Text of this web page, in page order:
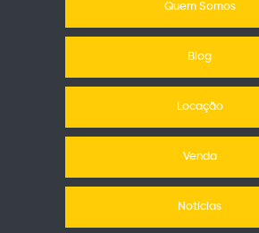
Quem Somos
Blog
Locação
Venda
Notícias